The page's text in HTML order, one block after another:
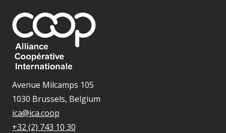
Avenue Milcamps 105
1030 Brussels, Belgium
ica@ica.coop
+32 (2) 743 10 30